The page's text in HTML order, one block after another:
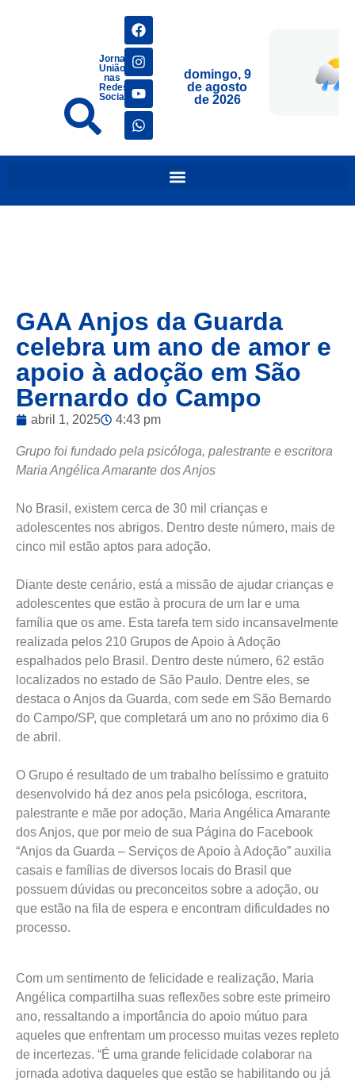
Jornais
União
nas
Redes
Sociais
domingo, 9
de agosto
de 2026
GAA Anjos da Guarda
celebra um ano de amor e
apoio à adoção em São
Bernardo do Campo
abril 1, 2025 4:43 pm
Grupo foi fundado pela psicóloga, palestrante e escritora
Maria Angélica Amarante dos Anjos
No Brasil, existem cerca de 30 mil crianças e
adolescentes nos abrigos. Dentro deste número, mais de
cinco mil estão aptos para adoção.
Diante deste cenário, está a missão de ajudar crianças e
adolescentes que estão à procura de um lar e uma
família que os ame. Esta tarefa tem sido incansavelmente
realizada pelos 210 Grupos de Apoio à Adoção
espalhados pelo Brasil. Dentro deste número, 62 estão
localizados no estado de São Paulo. Dentre eles, se
destaca o Anjos da Guarda, com sede em São Bernardo
do Campo/SP, que completará um ano no próximo dia 6
de abril.
O Grupo é resultado de um trabalho belíssimo e gratuito
desenvolvido há dez anos pela psicóloga, escritora,
palestrante e mãe por adoção, Maria Angélica Amarante
dos Anjos, que por meio de sua Página do Facebook
“Anjos da Guarda – Serviços de Apoio à Adoção” auxilia
casais e famílias de diversos locais do Brasil que
possuem dúvidas ou preconceitos sobre a adoção, ou
que estão na fila de espera e encontram dificuldades no
processo.
Com um sentimento de felicidade e realização, Maria
Angélica compartilha suas reflexões sobre este primeiro
ano, ressaltando a importância do apoio mútuo para
aqueles que enfrentam um processo muitas vezes repleto
de incertezas. “É uma grande felicidade colaborar na
jornada adotiva daqueles que estão se habilitando ou já